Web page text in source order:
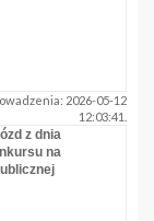
2026-05-12
12:03:41.
z dnia
na